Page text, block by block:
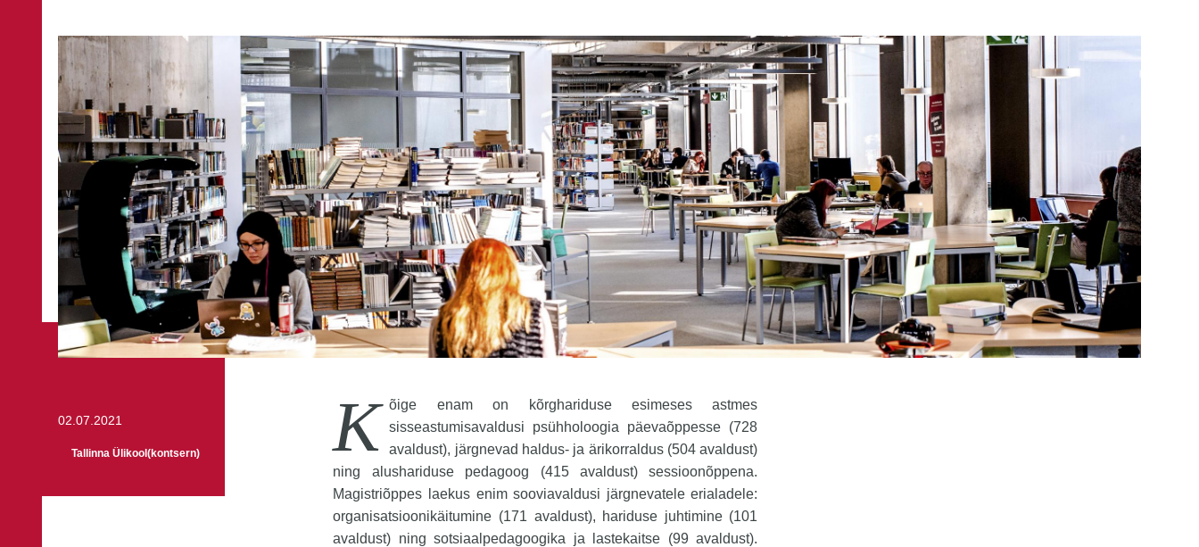
02.07.2021
Tallinna Ülikool(kontsern) K
õige enam on kõrghariduse esimeses astmes
sisseastumisavaldusi psühholoogia päevaõppesse (728
avaldust), järgnevad haldus- ja ärikorraldus (504 avaldust)
ning alushariduse pedagoog (415 avaldust) sessioonõppena.
Magistriõppes laekus enim sooviavaldusi järgnevatele erialadele:
organisatsioonikäitumine (171 avaldust), hariduse juhtimine (101
avaldust) ning sotsiaalpedagoogika ja lastekaitse (99 avaldust).